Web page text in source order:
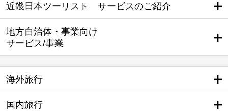
近畿日本ツーリスト サービスのご紹介
地方自治体・事業向け
サービス/事業
海外旅行
国内旅行